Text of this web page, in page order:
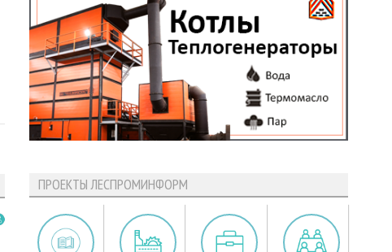
ПРОЕКТЫ ЛЕСПРОМИНФОРМ